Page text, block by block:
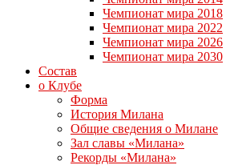
Чемпионат мира 2018
Чемпионат мира 2022
Чемпионат мира 2026
Чемпионат мира 2030
Состав
о Клубе
Форма
История Милана
Общие сведения о Милане
Зал славы «Милана»
Рекорды «Милана»